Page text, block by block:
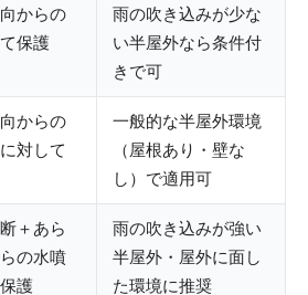
からの
保護
雨の吹き込みが少な
い半屋外なら条件付
きで可
からの
対して
一般的な半屋外環境
（屋根あり・壁な
し）で適用可
＋あら
の水噴
護
雨の吹き込みが強い
半屋外・屋外に面し
た環境に推奨